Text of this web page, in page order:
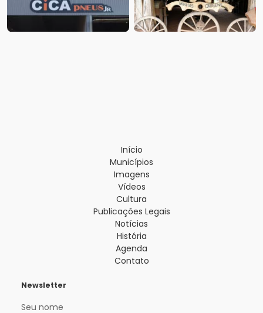
Início
Municípios
Imagens
Vídeos
Cultura
Publicações Legais
Notícias
História
Agenda
Contato
Newsletter